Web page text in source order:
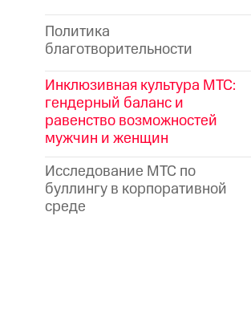
Политика
благотворительности
Инклюзивная культура МТС:
гендерный баланс и
равенство возможностей
мужчин и женщин
Исследование МТС по
буллингу в корпоративной
среде